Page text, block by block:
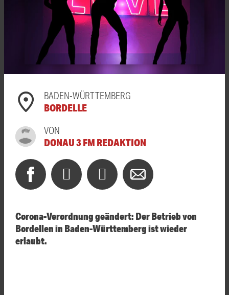
BADEN-WÜRTTEMBERG
BORDELLE
VON
DONAU 3 FM REDAKTION
Corona-Verordnung geändert: Der Betrieb von
Bordellen in Baden-Württemberg ist wieder
erlaubt.